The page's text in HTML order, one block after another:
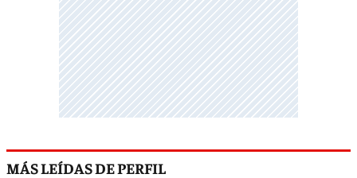
MÁS LEÍDAS DE PERFIL